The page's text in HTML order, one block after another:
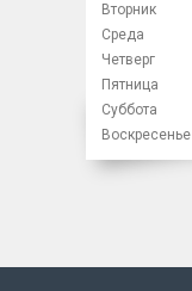
Вторник
Среда
Четверг
Пятница
Суббота
Воскресенье